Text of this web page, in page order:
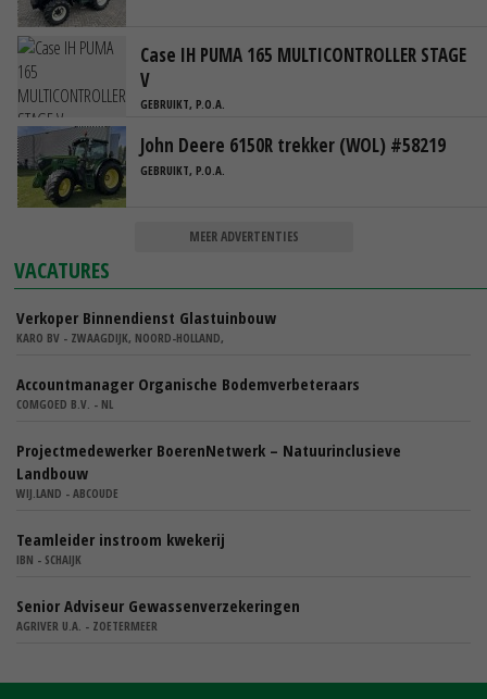
Case IH PUMA 165 MULTICONTROLLER STAGE
V
GEBRUIKT, P.O.A.
John Deere 6150R trekker (WOL) #58219
GEBRUIKT, P.O.A.
MEER ADVERTENTIES
VACATURES
Verkoper Binnendienst Glastuinbouw
KARO BV - ZWAAGDIJK, NOORD-HOLLAND,
Accountmanager Organische Bodemverbeteraars
COMGOED B.V. - NL
Projectmedewerker BoerenNetwerk – Natuurinclusieve
Landbouw
WIJ.LAND - ABCOUDE
Teamleider instroom kwekerij
IBN - SCHAIJK
Senior Adviseur Gewassenverzekeringen
AGRIVER U.A. - ZOETERMEER